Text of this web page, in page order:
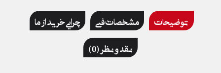
توضیحات مشخصات فنی
چرایی خرید از ما
نقد و نظر (0)